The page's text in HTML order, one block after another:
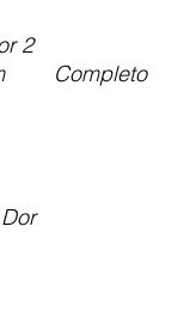
2
Completo